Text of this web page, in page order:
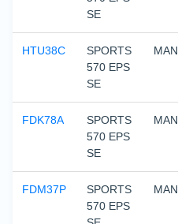
SE
HTU38C
SPORTS
570 EPS
SE
MAN
FDK78A
SPORTS
570 EPS
SE
MAN
FDM37P
SPORTS
570 EPS
MAN